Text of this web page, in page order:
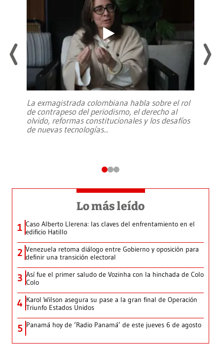
La exmagistrada colombiana habla sobre el rol
de contrapeso del periodismo, el derecho al
olvido, reformas constitucionales y los desafíos
de nuevas tecnologías...
Lo más leído
1 Caso Alberto Llerena: las claves del enfrentamiento en el
edificio Hatillo
2 Venezuela retoma diálogo entre Gobierno y oposición para
definir una transición electoral
3 Así fue el primer saludo de Vozinha con la hinchada de Colo
Colo
4 Karol Wilson asegura su pase a la gran final de Operación
Triunfo Estados Unidos
5 Panamá hoy de ‘Radio Panamá’ de este jueves 6 de agosto